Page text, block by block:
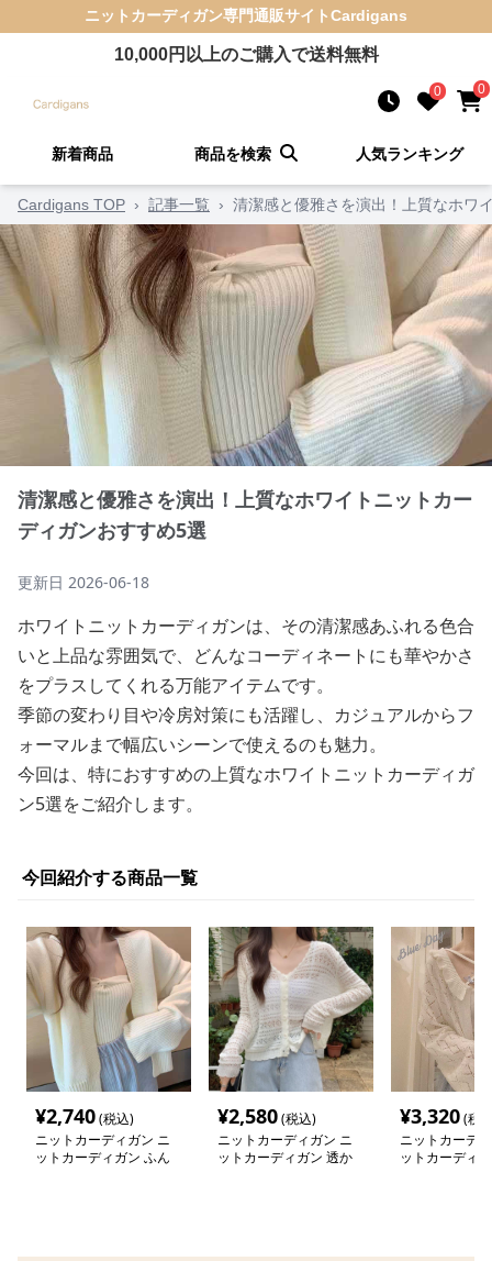
ニットカーディガン専門通販サイトCardigans
10,000円以上のご購入で送料無料
0 0
新着商品 商品を検索 人気ランキング
Cardigans TOP › 記事一覧 › 清潔感と優雅さを演出！上質なホワ
清潔感と優雅さを演出！上質なホワイトニットカー
ディガンおすすめ5選
更新日 2026-06-18
ホワイトニットカーディガンは、その清潔感あふれる色合
いと上品な雰囲気で、どんなコーディネートにも華やかさ
をプラスしてくれる万能アイテムです。
季節の変わり目や冷房対策にも活躍し、カジュアルからフ
ォーマルまで幅広いシーンで使えるのも魅力。
今回は、特におすすめの上質なホワイトニットカーディガ
ン5選をご紹介します。
今回紹介する商品一覧
¥2,740(税込)
ニットカーディガン ニ
ットカーディガン ふん
¥2,580(税込)
ニットカーディガン ニ
ットカーディガン 透か
¥3,320(税
ニットカーデ
ットカーディ